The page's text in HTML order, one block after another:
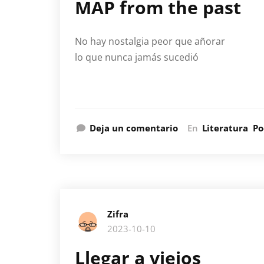
MAP from the past
No hay nostalgia peor que añorar
lo que nunca jamás sucedió
Deja un comentario En Literatura
Zifra
2023-10-10
Llegar a viejos